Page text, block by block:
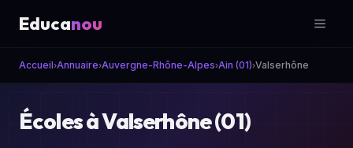
Educanou
Accueil›Annuaire›Auvergne-Rhône-Alpes›Ain (01)›Valserhône
Écoles à Valserhône (01)